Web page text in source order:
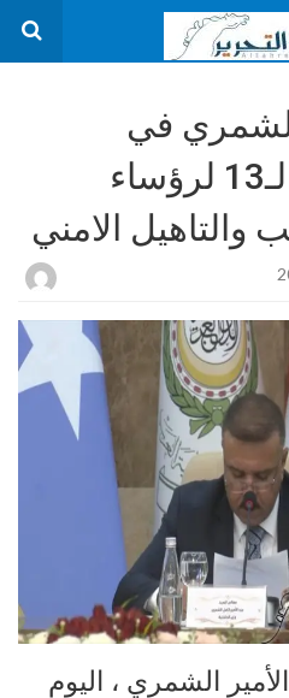
الشمري في
المؤتمر العربي الـ13 لرؤساء
الامني
الشمري ، اليوم